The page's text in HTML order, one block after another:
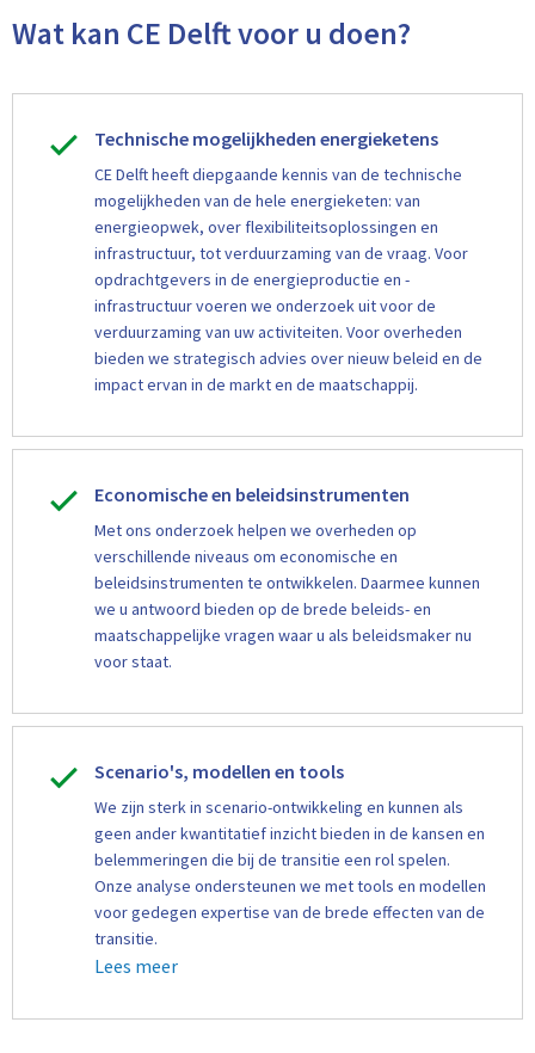
Wat kan CE Delft voor u doen?
Technische mogelijkheden energieketens
CE Delft heeft diepgaande kennis van de technische
mogelijkheden van de hele energieketen: van
energieopwek, over flexibiliteitsoplossingen en
infrastructuur, tot verduurzaming van de vraag. Voor
opdrachtgevers in de energieproductie en -
infrastructuur voeren we onderzoek uit voor de
verduurzaming van uw activiteiten. Voor overheden
bieden we strategisch advies over nieuw beleid en de
impact ervan in de markt en de maatschappij.
Economische en beleidsinstrumenten
Met ons onderzoek helpen we overheden op
verschillende niveaus om economische en
beleidsinstrumenten te ontwikkelen. Daarmee kunnen
we u antwoord bieden op de brede beleids- en
maatschappelijke vragen waar u als beleidsmaker nu
voor staat.
Scenario's, modellen en tools
We zijn sterk in scenario-ontwikkeling en kunnen als
geen ander kwantitatief inzicht bieden in de kansen en
belemmeringen die bij de transitie een rol spelen.
Onze analyse ondersteunen we met tools en modellen
voor gedegen expertise van de brede effecten van de
transitie.
Lees meer